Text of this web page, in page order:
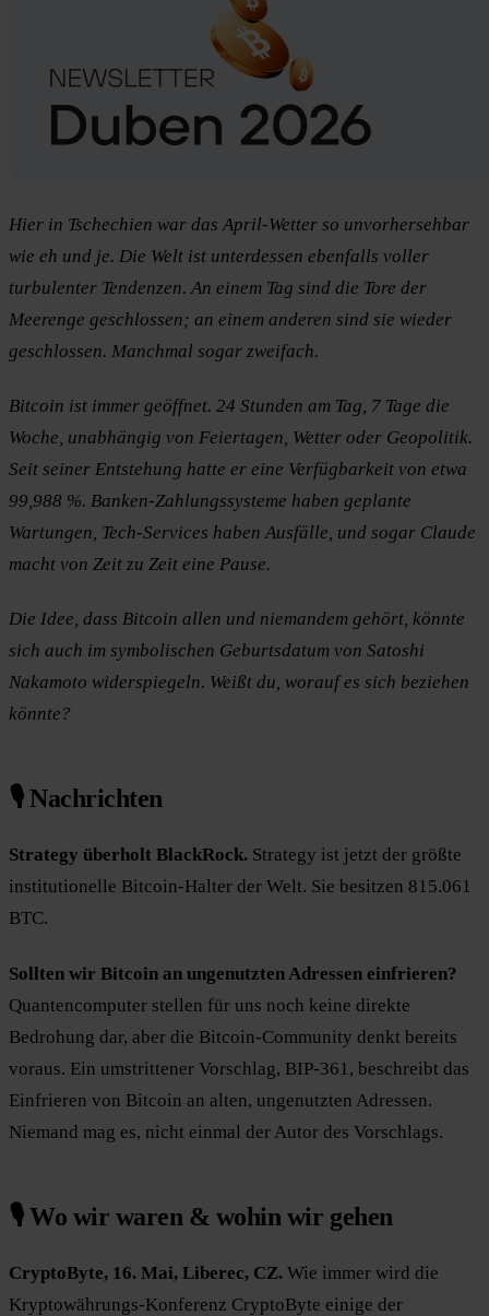
Hier in Tschechien war das April-Wetter so unvorhersehbar
wie eh und je. Die Welt ist unterdessen ebenfalls voller
turbulenter Tendenzen. An einem Tag sind die Tore der
Meerenge geschlossen; an einem anderen sind sie wieder
geschlossen. Manchmal sogar zweifach.
Bitcoin ist immer geöffnet. 24 Stunden am Tag, 7 Tage die
Woche, unabhängig von Feiertagen, Wetter oder Geopolitik.
Seit seiner Entstehung hatte er eine Verfügbarkeit von etwa
99,988 %. Banken-Zahlungssysteme haben geplante
Wartungen, Tech-Services haben Ausfälle, und sogar Claude
macht von Zeit zu Zeit eine Pause.
Die Idee, dass Bitcoin allen und niemandem gehört, könnte
sich auch im symbolischen Geburtsdatum von Satoshi
Nakamoto widerspiegeln. Weißt du, worauf es sich beziehen
könnte?
🎙️ Nachrichten
Strategy überholt BlackRock. Strategy ist jetzt der größte
institutionelle Bitcoin-Halter der Welt. Sie besitzen 815.061
BTC.
Sollten wir Bitcoin an ungenutzten Adressen einfrieren?
Quantencomputer stellen für uns noch keine direkte
Bedrohung dar, aber die Bitcoin-Community denkt bereits
voraus. Ein umstrittener Vorschlag, BIP-361, beschreibt das
Einfrieren von Bitcoin an alten, ungenutzten Adressen.
Niemand mag es, nicht einmal der Autor des Vorschlags.
🎙️ Wo wir waren & wohin wir gehen
CryptoByte, 16. Mai, Liberec, CZ. Wie immer wird die
Kryptowährungs-Konferenz CryptoByte einige der